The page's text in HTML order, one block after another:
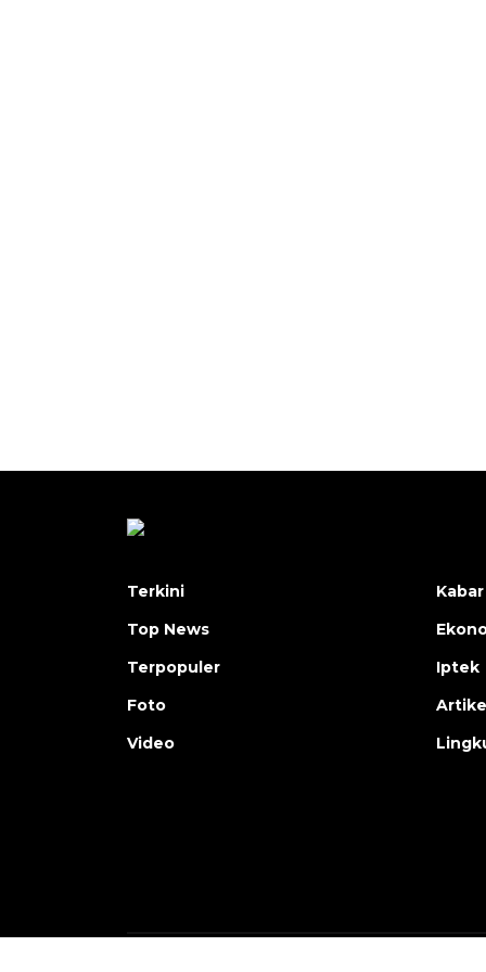
Terkini
Top News
Terpopuler
Foto
Video
Iptek